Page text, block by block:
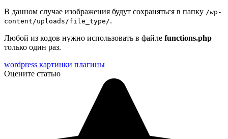
В данном случае изображения будут сохраняться в папку /wp-
content/uploads/file_type/.
Любой из кодов нужно использовать в файле functions.php
только один раз.
wordpress картинки плагины
Оцените статью